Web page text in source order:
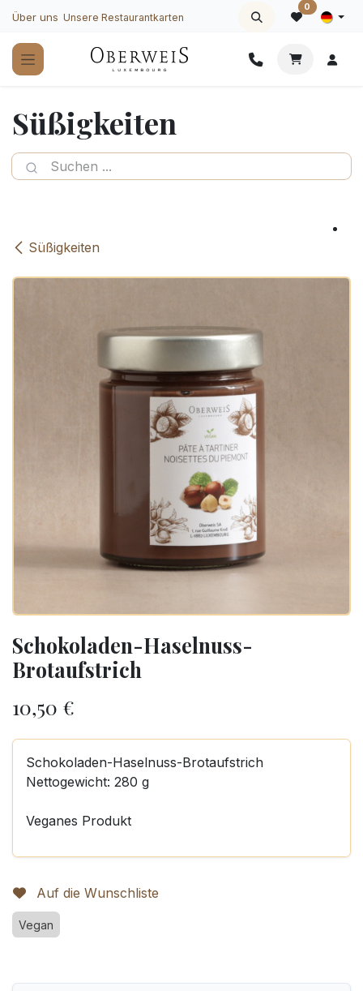
Zum Inhalt springen
Über uns Unsere Restaurantkarten
0
Süßigkeiten
Süßigkeiten
Schokoladen-Haselnuss-
Brotaufstrich
10,50 €
Schokoladen-Haselnuss-Brotaufstrich
Nettogewicht: 280 g
Veganes Produkt
Auf die Wunschliste
Vegan